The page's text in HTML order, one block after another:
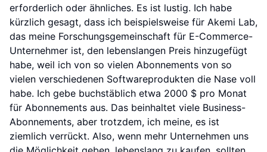
erforderlich oder ähnliches. Es ist lustig. Ich habe
kürzlich gesagt, dass ich beispielsweise für Akemi Lab,
das meine Forschungsgemeinschaft für E-Commerce-
Unternehmer ist, den lebenslangen Preis hinzugefügt
habe, weil ich von so vielen Abonnements von so
vielen verschiedenen Softwareprodukten die Nase voll
habe. Ich gebe buchstäblich etwa 2000 $ pro Monat
für Abonnements aus. Das beinhaltet viele Business-
Abonnements, aber trotzdem, ich meine, es ist
ziemlich verrückt. Also, wenn mehr Unternehmen uns